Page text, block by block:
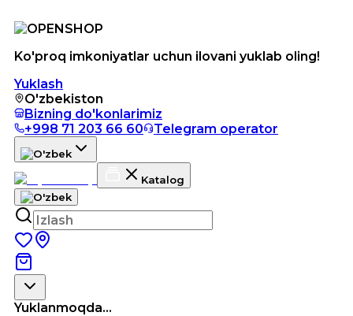
Ko'proq imkoniyatlar uchun ilovani yuklab oling!
Yuklash
O'zbekiston
Bizning do'konlarimiz
+998 71 203 66 60
Telegram operator
Katalog
Yuklanmoqda...